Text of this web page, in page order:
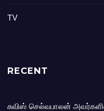
TV
RECENT
சுவிஸ் செல்வபாலன்